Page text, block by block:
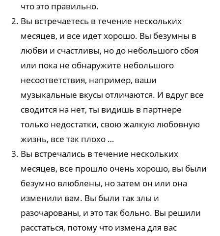
что это правильно.
Вы встречаетесь в течение нескольких
месяцев, и все идет хорошо. Вы безумны в
любви и счастливы, но до небольшого сбоя
или пока не обнаружите небольшого
несоответствия, например, ваши
музыкальные вкусы отличаются. И вдруг все
сводится на нет, ты видишь в партнере
только недостатки, свою жалкую любовную
жизнь, все так плохо …
Вы встречались в течение нескольких
месяцев, все прошло очень хорошо, вы были
безумно влюблены, но затем он или она
изменили вам. Вы были так злы и
разочарованы, и это так больно. Вы решили
расстаться, потому что измена для вас